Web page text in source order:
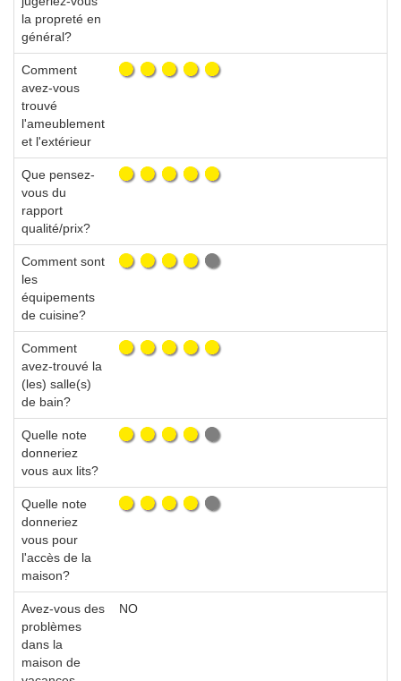
la propreté en
général?
Comment
avez-vous
trouvé
l'ameublement
et l'extérieur
Que pensez-
vous du
rapport
qualité/prix?
Comment sont
les
équipements
de cuisine?
Comment
avez-trouvé la
(les) salle(s)
de bain?
Quelle note
donneriez
vous aux lits?
Quelle note
donneriez
vous pour
l'accès de la
maison?
Avez-vous des
problèmes
dans la
maison de
NO